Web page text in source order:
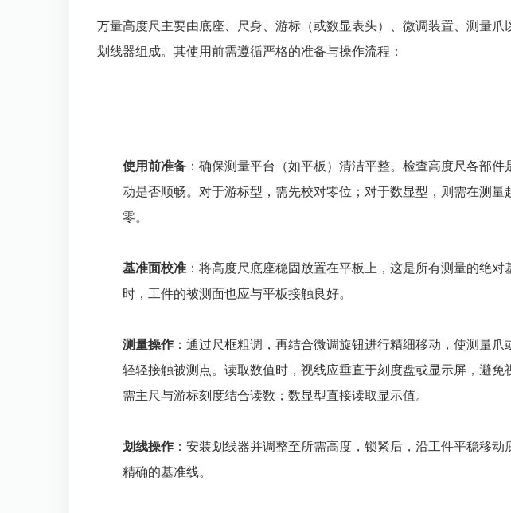
万量高度尺主要由底座、尺身、游标（或数显表头）、微调装置、测量爪
划线器组成。其使用前需遵循严格的准备与操作流程：
使用前准备 ：确保测量平台（如平板）清洁平整。检查高度尺各部件
动是否顺畅。对于游标型，需先校对零位；对于数显型，则需在测量
零。
基准面校准 ：将高度尺底座稳固放置在平板上，这是所有测量的绝对
时，工件的被测面也应与平板接触良好。
测量操作 ：通过尺框粗调，再结合微调旋钮进行精细移动，使测量爪
轻轻接触被测点。读取数值时，视线应垂直于刻度盘或显示屏，避免
需主尺与游标刻度结合读数；数显型直接读取显示值。
划线操作 ：安装划线器并调整至所需高度，锁紧后，沿工件平稳移动
精确的基准线。